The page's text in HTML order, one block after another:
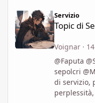
Topic di Servizio
Servizio
Topic di
Voignar·
@Faputa
sepolcri
di servizio,